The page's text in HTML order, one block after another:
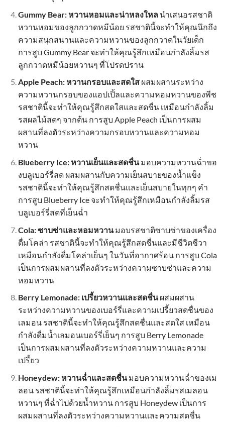
Gummy Bear: หวานหอมและน่าหลงใหล นำเสนอรสชาติ
หวานหอมของลูกกวาดหมีน้อย รสชาตินี้จะทำให้คุณนึกถึง
ความสนุกสนานและความหวานของลูกกวาดในวัยเด็ก
การสูบ Gummy Bear จะทำให้คุณรู้สึกเหมือนกำลังลิ้มรส
ลูกกวาดหมีน้อยหวานๆ ที่โปรดปราน
Apple Peach: หวานกรอบและสดใสผสมผสานระหว่าง
ความหวานกรอบของแอปเปิ้ลและความหอมหวานของพีช
รสชาตินี้จะทำให้คุณรู้สึกสดใสและสดชื่น เหมือนกำลังลิ้ม
รสผลไม้สดๆ จากต้น การสูบ Apple Peach เป็นการผสม
ผสานที่ลงตัวระหว่างความกรอบหวานและความหอม
หวาน
Blueberry Ice: หวานเย็นและสดชื่นมอบความหวานฉ่ำขอ
งบลูเบอร์รี่สด ผสมผสานกับความเย็นสบายของน้ำแข็ง
รสชาตินี้จะทำให้คุณรู้สึกสดชื่นและเย็นสบายในทุกๆ คำ
การสูบ Blueberry Ice จะทำให้คุณรู้สึกเหมือนกำลังลิ้มรส
บลูเบอร์รี่สดที่เย็นฉ่ำ
Cola: ซาบซ่าและหอมหวานมอบรสชาติซาบซ่าของเครื่อง
ดื่มโคล่า รสชาตินี้จะทำให้คุณรู้สึกสดชื่นและมีชีวิตชีวา
เหมือนกำลังดื่มโคล่าเย็นๆ ในวันที่อากาศร้อน การสูบ Cola
เป็นการผสมผสานที่ลงตัวระหว่างความซาบซ่าและความ
หอมหวาน
Berry Lemonade: เปรี้ยวหวานและสดชื่นผสมผสาน
ระหว่างความหวานของเบอร์รี่และความเปรี้ยวสดชื่นของ
เลมอน รสชาตินี้จะทำให้คุณรู้สึกสดชื่นและสดใส เหมือน
กำลังดื่มน้ำเลมอนเบอร์รี่เย็นๆ การสูบ Berry Lemonade
เป็นการผสมผสานที่ลงตัวระหว่างความหวานและความ
เปรี้ยว
Honeydew: หวานฉ่ำและสดชื่นมอบความหวานฉ่ำของเม
ลอน รสชาตินี้จะทำให้คุณรู้สึกเหมือนกำลังลิ้มรสเมลอน
หวานๆ ที่ฉ่ำไปด้วยน้ำหวาน การสูบ Honeydew เป็นการ
ผสมผสานที่ลงตัวระหว่างความหวานและความสดชื่น